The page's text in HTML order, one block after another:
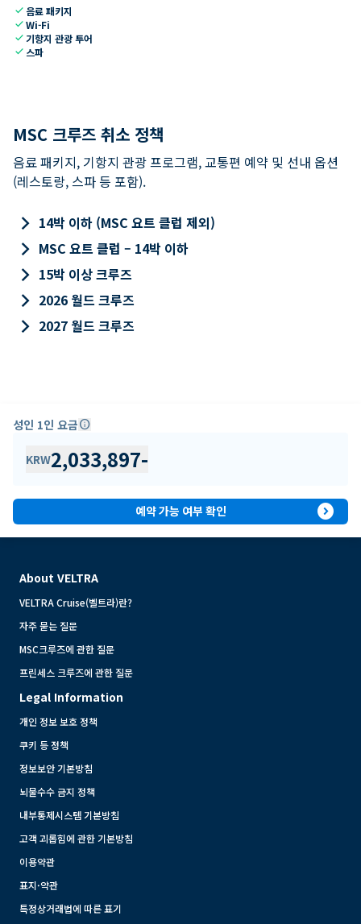
check 음료 패키지
checkWi-Fi
check 기항지 관광 투어
check 스파
MSC 크루즈 취소 정책
음료 패키지, 기항지 관광 프로그램, 교통편 예약 및 선내 옵션
(레스토랑, 스파 등 포함).
keyboard_arrow_right 14박 이하 (MSC 요트 클럽 제외)
keyboard_arrow_right MSC 요트 클럽 – 14박 이하
keyboard_arrow_right 15박 이상 크루즈
keyboard_arrow_right 2026 월드 크루즈
keyboard_arrow_right 2027 월드 크루즈
성인 1인 요금info
KRW2,033,897-
예약 가능 여부 확인 expand_circle_right
About VELTRA
VELTRA Cruise(벨트라)란?
자주 묻는 질문
MSC크루즈에 관한 질문
프린세스 크루즈에 관한 질문
Legal Information
개인 정보 보호 정책
쿠키 등 정책
정보보안 기본방침
뇌물수수 금지 정책
내부통제시스템 기본방침
고객 괴롭힘에 관한 기본방침
이용약관
표지·약관
특정상거래법에 따른 표기